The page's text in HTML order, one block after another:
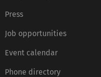
Press
Job opportunities
Event calendar
Phone directory